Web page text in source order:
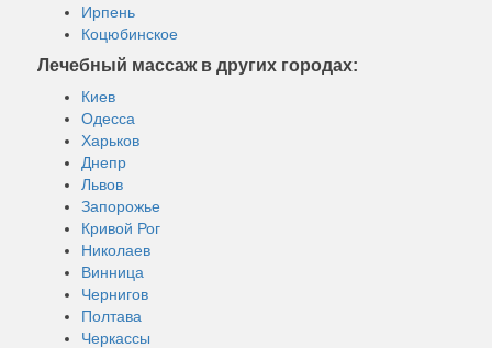
Ирпень
Коцюбинское
Лечебный массаж в других городах:
Киев
Одесса
Харьков
Днепр
Львов
Запорожье
Кривой Рог
Николаев
Винница
Чернигов
Полтава
Черкассы